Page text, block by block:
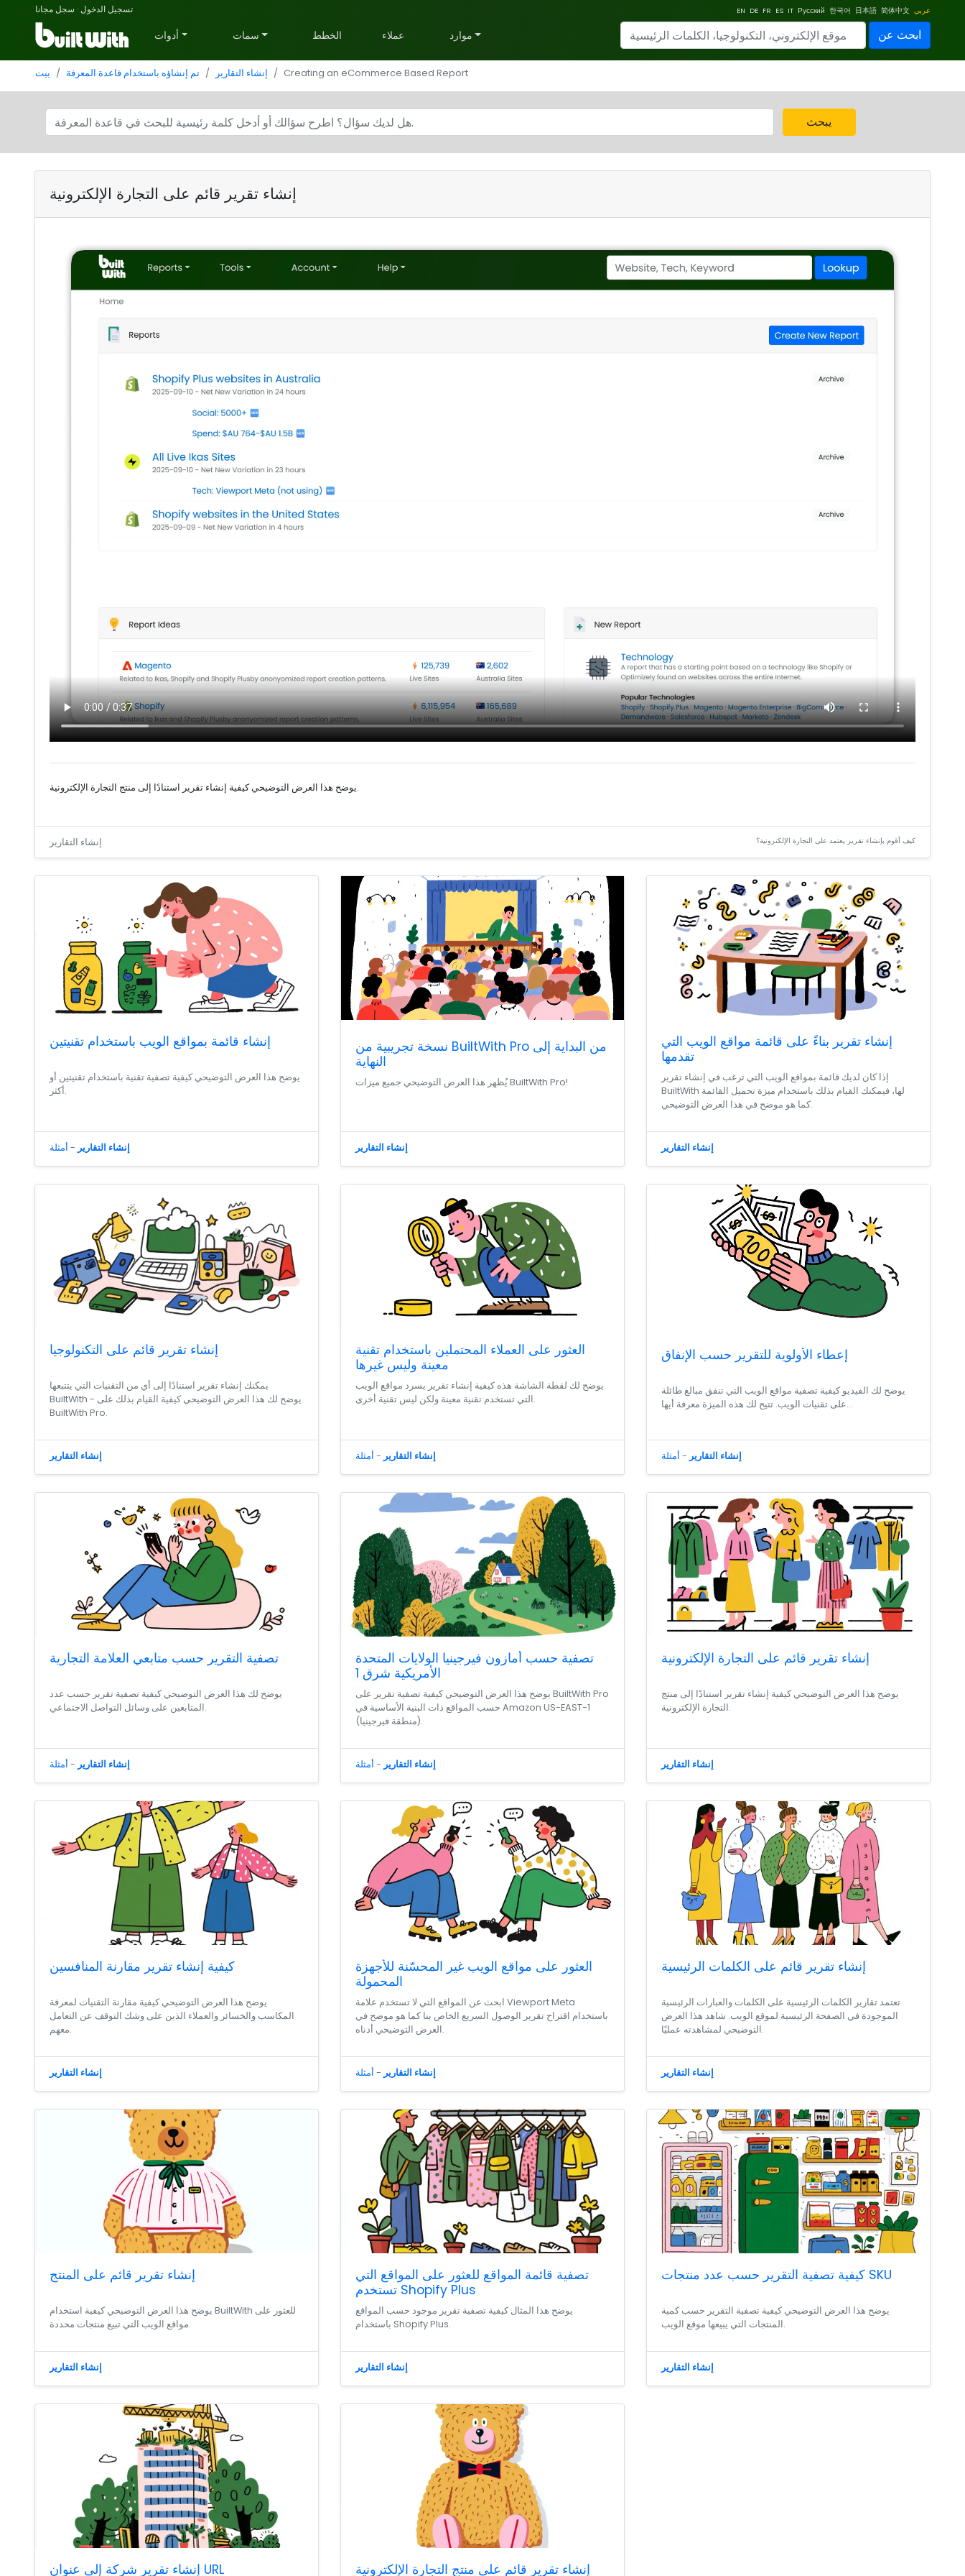
تسجيل الدخول· سجل مجانا EN DE FR ES IT Русский 한국어 日本語 简体中文 عربي
أدوات سمات الخطط عملاء موارد ابحث عن
بيت تم إنشاؤه باستخدام قاعدة المعرفة إنشاء التقارير Creating an eCommerce Based Report
يبحث
إنشاء تقرير قائم على التجارة الإلكترونية
يوضح هذا العرض التوضيحي كيفية إنشاء تقرير استنادًا إلى منتج التجارة الإلكترونية.
إنشاء التقارير كيف أقوم بإنشاء تقرير يعتمد على التجارة الإلكترونية؟
إنشاء قائمة بمواقع الويب باستخدام تقنيتين
يوضح هذا العرض التوضيحي كيفية تصفية تقنية باستخدام تقنيتين أو
أكثر.
إنشاء التقارير - أمثلة
نسخة تجريبية من BuiltWith Pro من البداية إلى
النهاية
يُظهر هذا العرض التوضيحي جميع ميزات BuiltWith Pro!
إنشاء التقارير
إنشاء تقرير بناءً على قائمة مواقع الويب التي
تقدمها
إذا كان لديك قائمة بمواقع الويب التي ترغب في إنشاء تقرير
BuiltWith لها، فيمكنك القيام بذلك باستخدام ميزة تحميل القائمة
كما هو موضح في هذا العرض التوضيحي.
إنشاء التقارير
إنشاء تقرير قائم على التكنولوجيا
يمكنك إنشاء تقرير استنادًا إلى أي من التقنيات التي يتتبعها
BuiltWith - يوضح لك هذا العرض التوضيحي كيفية القيام بذلك على
BuiltWith Pro.
إنشاء التقارير
العثور على العملاء المحتملين باستخدام تقنية
معينة وليس غيرها
يوضح لك لقطة الشاشة هذه كيفية إنشاء تقرير يسرد مواقع الويب
التي تستخدم تقنية معينة ولكن ليس تقنية أخرى.
إنشاء التقارير - أمثلة
إعطاء الأولوية للتقرير حسب الإنفاق
يوضح لك الفيديو كيفية تصفية مواقع الويب التي تنفق مبالغ طائلة
على تقنيات الويب. تتيح لك هذه الميزة معرفة أيها...
إنشاء التقارير - أمثلة
تصفية التقرير حسب متابعي العلامة التجارية
يوضح لك هذا العرض التوضيحي كيفية تصفية تقرير حسب عدد
المتابعين على وسائل التواصل الاجتماعي.
إنشاء التقارير - أمثلة
تصفية حسب أمازون فيرجينيا الولايات المتحدة
الأمريكية شرق 1
يوضح هذا العرض التوضيحي كيفية تصفية تقرير على BuiltWith Pro
حسب المواقع ذات البنية الأساسية في Amazon US-EAST-1
(منطقة فيرجينيا).
إنشاء التقارير - أمثلة
إنشاء تقرير قائم على التجارة الإلكترونية
يوضح هذا العرض التوضيحي كيفية إنشاء تقرير استنادًا إلى منتج
التجارة الإلكترونية.
إنشاء التقارير
كيفية إنشاء تقرير مقارنة المنافسين
يوضح هذا العرض التوضيحي كيفية مقارنة التقنيات لمعرفة
المكاسب والخسائر والعملاء الذين على وشك التوقف عن التعامل
معهم.
إنشاء التقارير
العثور على مواقع الويب غير المحسّنة للأجهزة
المحمولة
ابحث عن المواقع التي لا تستخدم علامة Viewport Meta
باستخدام اقتراح تقرير الوصول السريع الخاص بنا كما هو موضح في
العرض التوضيحي أدناه.
إنشاء التقارير - أمثلة
إنشاء تقرير قائم على الكلمات الرئيسية
تعتمد تقارير الكلمات الرئيسية على الكلمات والعبارات الرئيسية
الموجودة في الصفحة الرئيسية لموقع الويب. شاهد هذا العرض
التوضيحي لمشاهدته عمليًا.
إنشاء التقارير
إنشاء تقرير قائم على المنتج
يوضح هذا العرض التوضيحي كيفية استخدام BuiltWith للعثور على
مواقع الويب التي تبيع منتجات محددة.
إنشاء التقارير
تصفية قائمة المواقع للعثور على المواقع التي
تستخدم Shopify Plus
يوضح هذا المثال كيفية تصفية تقرير موجود حسب المواقع
باستخدام Shopify Plus.
إنشاء التقارير
كيفية تصفية التقرير حسب عدد منتجات SKU
يوضح هذا العرض التوضيحي كيفية تصفية التقرير حسب كمية
المنتجات التي يبيعها موقع الويب.
إنشاء التقارير
إنشاء تقرير شركة إلى عنوان URL إنشاء تقرير قائم على منتج التجارة الإلكترونية